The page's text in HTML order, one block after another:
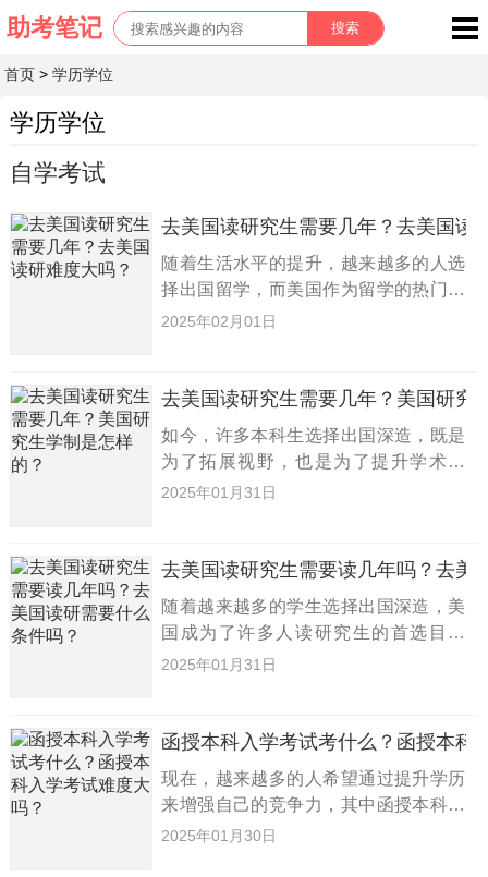
首页 >学历学位
学历学位
自学考试
去美国读研究生需要几年？去美国读
随着生活水平的提升，越来越多的人选
择出国留学，而美国作为留学的热门目
的地，吸引了无数学子的目光。不过，
花多少年呢？今天，小编将为大家
2025年02月01日
去美国读研究生需要几年？美国研究
如今，许多本科生选择出国深造，既是
为了拓展视野，也是为了提升学术水
平。而美国作为热门留学目的地，因其
美国读研究生究竟需要多长时间？学
2025年01月31日
去美国读研究生需要读几年吗？去美
随着越来越多的学生选择出国深造，美
国成为了许多人读研究生的首选目的
地。然而，关于美国研究生学制及入学
的学制以及所需的条件，希望对你的
2025年01月31日
函授本科入学考试考什么？函授本科
现在，越来越多的人希望通过提升学历
来增强自己的竞争力，其中函授本科成
为了许多职场人士的首选。然而，许多
2025年01月30日